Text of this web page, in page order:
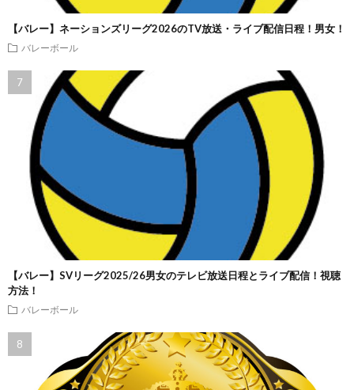
【バレー】ネーションズリーグ2026のTV放送・ライブ配信日程！男女！
バレーボール
【バレー】SVリーグ2025/26男女のテレビ放送日程とライブ配信！視聴
方法！
バレーボール